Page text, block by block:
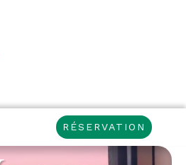
RÉSERVATION